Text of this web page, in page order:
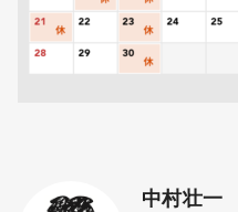
中村壮一